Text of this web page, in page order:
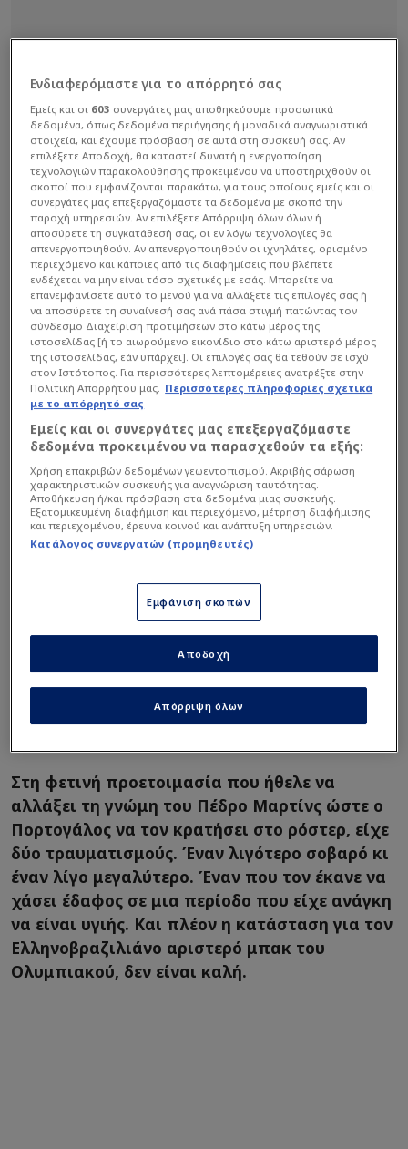
Στο τέλος της σεζόν 2017/18 τραυματίστηκε στον
ώμο στο αδιάφορο ματς με τον Απόλλωνα στη
Ριζούπολη με συνέπεια να μείνει αρκετά πίσω και
όταν μονομάχησε με τον Κώστα Τσιμίκα για τα...
Πορτογάλου τεχνικού στον Ολυμπιακό) έχασε
στα... σημεία. Όταν τον Γενάρη του 2020 δόθηκε
δανεικός στη Μαγιόρκα αφού ο «Τσίμι» ήταν
ξεκάθαρα ο βασικός, υπέστη σοβαρό
τραυματισμό που τον κράτησε έξω για περίπου
10 μήνες. Μέχρι και covid-19 πέρασε πέρυσι ως
παίκτης της Φορτούνα Ντίσελντορφ.
Στη φετινή προετοιμασία που ήθελε να
αλλάξει τη γνώμη του Πέδρο Μαρτίνς ώστε ο
Πορτογάλος να τον κρατήσει στο ρόστερ, είχε
δύο τραυματισμούς. Έναν λιγότερο σοβαρό κι
έναν λίγο μεγαλύτερο. Έναν που τον έκανε να
χάσει έδαφος σε μια περίοδο που είχε ανάγκη
να είναι υγιής. Και πλέον η κατάσταση για τον
Ελληνοβραζιλιάνο αριστερό μπακ του
Ολυμπιακού, δεν είναι καλή.
Ενδιαφερόμαστε για το απόρρητό σας
Εμείς και οι 603 συνεργάτες μας αποθηκεύουμε προσωπικά
δεδομένα, όπως δεδομένα περιήγησης ή μοναδικά αναγνωριστικά
στοιχεία, και έχουμε πρόσβαση σε αυτά στη συσκευή σας. Αν
επιλέξετε Αποδοχή, θα καταστεί δυνατή η ενεργοποίηση
τεχνολογιών παρακολούθησης προκειμένου να υποστηριχθούν οι
σκοποί που εμφανίζονται παρακάτω, για τους οποίους εμείς και οι
συνεργάτες μας επεξεργαζόμαστε τα δεδομένα με σκοπό την
παροχή υπηρεσιών. Αν επιλέξετε Απόρριψη όλων όλων ή
αποσύρετε τη συγκατάθεσή σας, οι εν λόγω τεχνολογίες θα
απενεργοποιηθούν. Αν απενεργοποιηθούν οι ιχνηλάτες, ορισμένο
περιεχόμενο και κάποιες από τις διαφημίσεις που βλέπετε
ενδέχεται να μην είναι τόσο σχετικές με εσάς. Μπορείτε να
επανεμφανίσετε αυτό το μενού για να αλλάξετε τις επιλογές σας ή
να αποσύρετε τη συναίνεσή σας ανά πάσα στιγμή πατώντας τον
σύνδεσμο Διαχείριση προτιμήσεων στο κάτω μέρος της
ιστοσελίδας [ή το αιωρούμενο εικονίδιο στο κάτω αριστερό μέρος
της ιστοσελίδας, εάν υπάρχει]. Οι επιλογές σας θα τεθούν σε ισχύ
στον Ιστότοπος. Για περισσότερες λεπτομέρειες ανατρέξτε στην
Πολιτική Απορρήτου μας. Περισσότερες πληροφορίες σχετικά
με το απόρρητό σας
Εμείς και οι συνεργάτες μας επεξεργαζόμαστε
δεδομένα προκειμένου να παρασχεθούν τα εξής:
Χρήση επακριβών δεδομένων γεωεντοπισμού. Ακριβής σάρωση
χαρακτηριστικών συσκευής για αναγνώριση ταυτότητας.
Αποθήκευση ή/και πρόσβαση στα δεδομένα μιας συσκευής.
Εξατομικευμένη διαφήμιση και περιεχόμενο, μέτρηση διαφήμισης
και περιεχομένου, έρευνα κοινού και ανάπτυξη υπηρεσιών.
Κατάλογος συνεργατών (προμηθευτές)
Εμφάνιση σκοπών
Απόρριψη όλων
Αποδοχή